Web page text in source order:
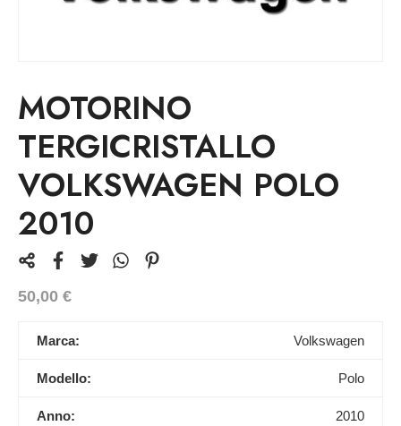
MOTORINO
TERGICRISTALLO
VOLKSWAGEN POLO
2010
50,00 €
Marca: Volkswagen
Modello: Polo
Anno: 2010